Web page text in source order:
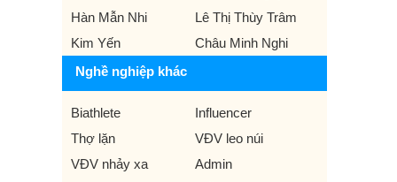
Hàn Mẫn Nhi
Lê Thị Thùy Trâm
Kim Yến
Châu Minh Nghi
Nghề nghiệp khác
Biathlete
Influencer
Thợ lặn
VĐV leo núi
VĐV nhảy xa
Admin